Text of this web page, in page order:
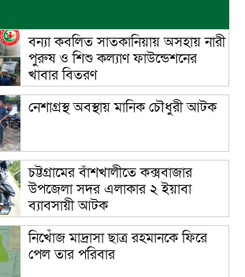
বন্যা কবলিত সাতকানিয়ায় অসহায় নারী
পুরুষ ও শিশু কল্যাণ ফাউন্ডেশনের
খাবার বিতরণ
নেশাগ্রস্থ অবস্থায় মানিক চৌধুরী আটক
চট্টগ্রামের বাঁশখালীতে কক্সবাজার
উপজেলা সদর এলাকার ২ ইয়াবা
ব্যাবসায়ী আটক
নিখোঁজ মাদ্রাসা ছাত্র রহমানকে ফিরে
পেল তার পরিবার